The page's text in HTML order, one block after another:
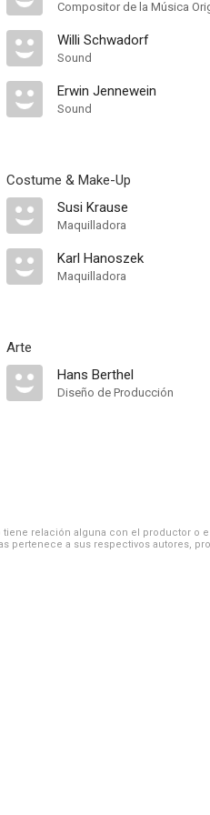
Compositor de la Música
Willi Schwadorf
Sound
Erwin Jennewein
Sound
Costume & Make-Up
Susi Krause
Maquilladora
Karl Hanoszek
Maquilladora
Arte
Hans Berthel
Diseño de Producción
relación alguna con el productor o
pertenece a sus respectivos autores,